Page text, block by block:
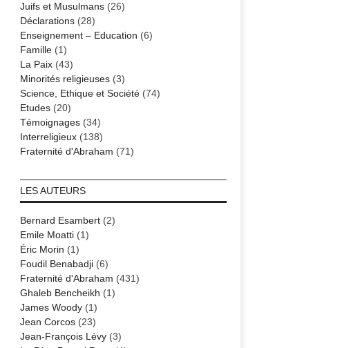
Juifs et Musulmans(26)
Déclarations(28)
Enseignement – Education (6)
Famille(1)
La Paix(43)
Minorités religieuses(3)
Science, Ethique et Société(74)
Etudes(20)
Témoignages(34)
Interreligieux(138)
Fraternité d'Abraham (71)
LES AUTEURS
Bernard Esambert(2)
Emile Moatti(1)
Éric Morin (1)
Foudil Benabadji(6)
Fraternité d'Abraham (431)
Ghaleb Bencheikh (1)
James Woody(1)
Jean Corcos(23)
Jean-François Lévy(3)